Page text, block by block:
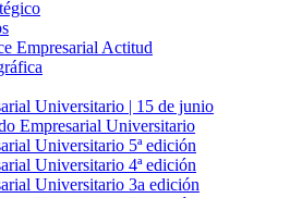
Empresarial Actitud
Universitario | 15 de junio
Empresarial Universitario
Universitario 5ª edición
Universitario 4ª edición
Universitario 3a edición